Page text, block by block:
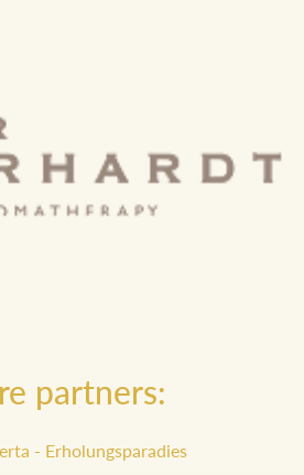
partners:
- Erholungsparadies